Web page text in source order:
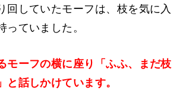
回していたモーフは、枝を気に入
っていました。
モーフの横に座り「ふふ、まだ枝
と話しかけています。